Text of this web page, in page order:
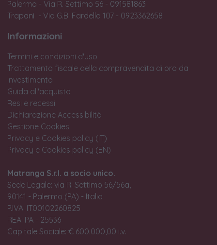
Palermo - Via R. Settimo 56 - 091581863
Trapani - Via G.B. Fardella 107 - 0923362658
Informazioni
Termini e condizioni d'uso
Trattamento fiscale della compravendita di oro da
investimento
Guida all'acquisto
Resi e recessi
Dichiarazione Accessibilità
Gestione Cookies
Privacy e Cookies policy (IT)
Privacy e Cookies policy (EN)
Matranga S.r.l. a socio unico.
Sede Legale: via R. Settimo 56/56a,
90141 - Palermo (PA) - Italia
P.IVA: IT00102260825
REA: PA - 25536
Capitale Sociale: € 600.000,00 i.v.